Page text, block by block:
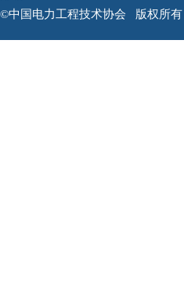
©中国电力工程技术协会 版权所有